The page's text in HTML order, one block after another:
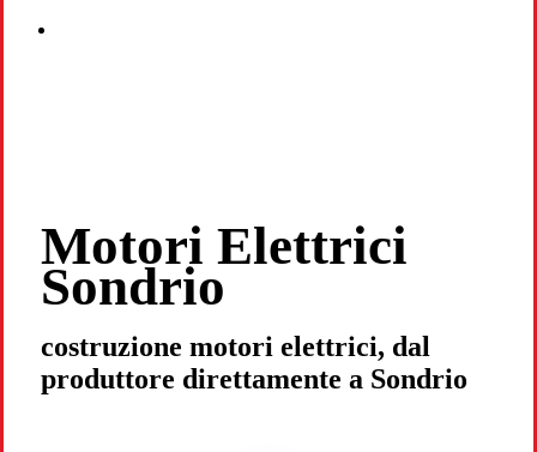
Motori Elettrici
Sondrio
costruzione motori elettrici, dal
produttore direttamente a Sondrio